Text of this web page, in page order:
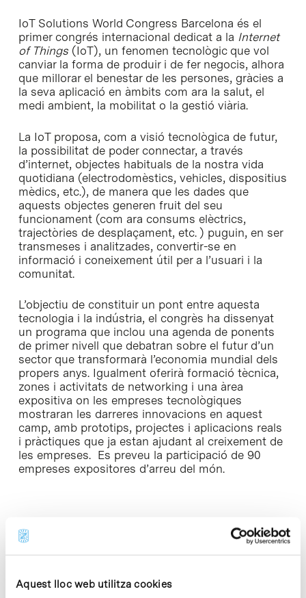
Aquest lloc web utilitza cookies
IoT Solutions World Congress Barcelona és el
primer congrés internacional dedicat a la Internet
of Things (IoT), un fenomen tecnològic que vol
canviar la forma de produir i de fer negocis, alhora
que millorar el benestar de les persones, gràcies a
la seva aplicació en àmbits com ara la salut, el
medi ambient, la mobilitat o la gestió viària.
La IoT proposa, com a visió tecnològica de futur,
la possibilitat de poder connectar, a través
d’internet, objectes habituals de la nostra vida
quotidiana (electrodomèstics, vehicles, dispositius
mèdics, etc.), de manera que les dades que
aquests objectes generen fruit del seu
funcionament (com ara consums elèctrics,
trajectòries de desplaçament, etc. ) puguin, en ser
transmeses i analitzades, convertir-se en
informació i coneixement útil per a l’usuari i la
comunitat.
L’objectiu de constituir un pont entre aquesta
tecnologia i la indústria, el congrès ha dissenyat
un programa que inclou una agenda de ponents
de primer nivell que debatran sobre el futur d’un
sector que transformarà l’economia mundial dels
propers anys. Igualment oferirà formació tècnica,
zones i activitats de networking i una àrea
expositiva on les empreses tecnològiques
mostraran les darreres innovacions en aquest
camp, amb prototips, projectes i aplicacions reals
i pràctiques que ja estan ajudant al creixement de
les empreses. Es preveu la participació de 90
empreses expositores d’arreu del món.
L’Anella Industrial 4.0 de Catalunya
de la ja anomenada ‘quarta revolució